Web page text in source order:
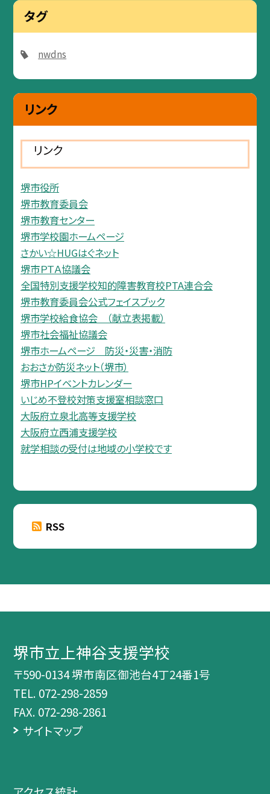
タグ
nwdns
リンク
リンク
堺市役所
堺市教育委員会
堺市教育センター
堺市学校園ホームページ
さかい☆HUGはぐネット
堺市ＰＴＡ協議会
全国特別支援学校知的障害教育校PTA連合会
堺市教育委員会公式フェイスブック
堺市学校給食協会 （献立表掲載）
堺市社会福祉協議会
堺市ホームページ 防災・災害・消防
おおさか防災ネット（堺市）
堺市HPイベントカレンダー
いじめ不登校対策支援室相談窓口
大阪府立泉北高等支援学校
大阪府立西浦支援学校
就学相談の受付は地域の小学校です
RSS
堺市立上神谷支援学校
〒590-0134 堺市南区御池台4丁24番1号
TEL. 072-298-2859
FAX. 072-298-2861
サイトマップ